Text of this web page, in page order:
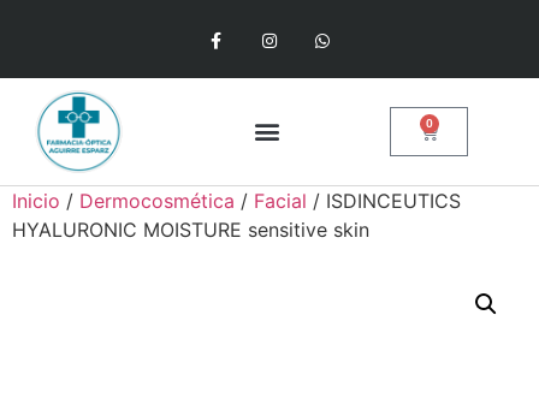
0
Inicio / Dermocosmética / Facial / ISDINCEUTICS
HYALURONIC MOISTURE sensitive skin